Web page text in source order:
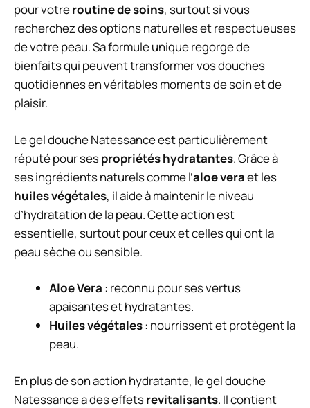
pour votreroutine de soins, surtout si vous
recherchez des options naturelles et respectueuses
de votre peau. Sa formule unique regorge de
bienfaits qui peuvent transformer vos douches
quotidiennes en véritables moments de soin et de
plaisir.
Le gel douche Natessance est particulièrement
réputé pour sespropriétés hydratantes. Grâce à
ses ingrédients naturels comme l’aloe veraet les
huiles végétales, il aide à maintenir le niveau
d’hydratation de la peau. Cette action est
essentielle, surtout pour ceux et celles qui ont la
peau sèche ou sensible.
Aloe Vera : reconnu pour ses vertus
apaisantes et hydratantes.
Huiles végétales: nourrissent et protègent la
peau.
En plus de son action hydratante, le gel douche
Natessance a des effetsrevitalisants. Il contient